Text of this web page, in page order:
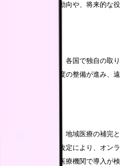
把握しておくべき動向や、将来的な役
いきましょう。
潮流となっており、各国で独自の取り
本においても、制度の整備が進み、遠
。
の定期フォローや、地域医療の補完と
います。診療報酬改定により、オンラ
され、より多くの医療機関で導入が検